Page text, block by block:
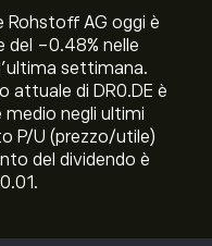
Rohstoff AG oggi è
del ‎-0.48‎% nelle
settimana.
attuale di DR0.DE è
negli ultimi
P/U (prezzo/utile)
del dividendo è